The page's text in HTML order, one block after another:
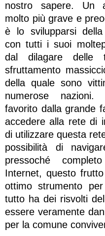
nostro sapere. Un
molto più grave e
è lo svilupparsi della
con tutti i suoi
dal dilagare delle
sfruttamento
della quale sono
numerose nazioni.
favorito dalla grande
accedere alla rete di
di utilizzare questa
possibilità di
pressoché
Internet, questo
ottimo strumento
tutto ha dei risvolti
essere veramente
per la comune